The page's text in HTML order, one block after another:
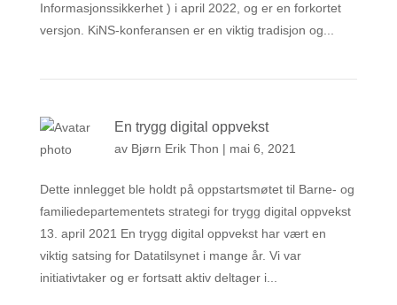
Informasjonssikkerhet ) i april 2022, og er en forkortet
versjon. KiNS-konferansen er en viktig tradisjon og...
En trygg digital oppvekst
av Bjørn Erik Thon | mai 6, 2021
Dette innlegget ble holdt på oppstartsmøtet til Barne- og
familiedepartementets strategi for trygg digital oppvekst
13. april 2021 En trygg digital oppvekst har vært en
viktig satsing for Datatilsynet i mange år. Vi var
initiativtaker og er fortsatt aktiv deltager i...